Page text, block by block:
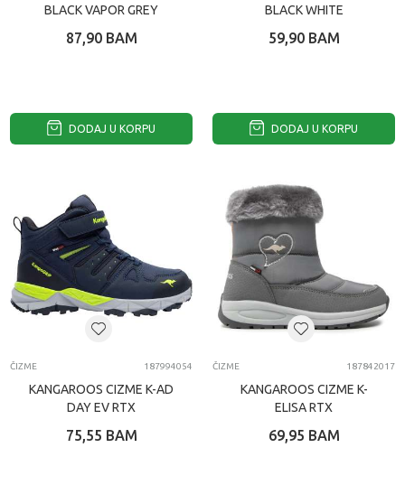
BLACK VAPOR GREY
87,90 BAM
DODAJ U KORPU
BLACK WHITE
59,90 BAM
DODAJ U KORPU
ČIZME 187994054
KANGAROOS CIZME K-AD
DAY EV RTX
75,55 BAM
ČIZME 187842017
KANGAROOS CIZME K-
ELISA RTX
69,95 BAM